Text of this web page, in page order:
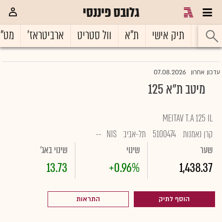
גלובס פיננסי
ראשי תיק אישי ת"א וול סטריט ארביטראז'
עדכון אחרון 07.08.2026
מיטב ת״א 125
MEITAV T.A 125 IL
קרן נאמנות 5100474 תל-אביב NIS
--
שער
1,438.37
שינוי
+0.96%
שינוי באג'
13.73
הוסף לתיק התראות